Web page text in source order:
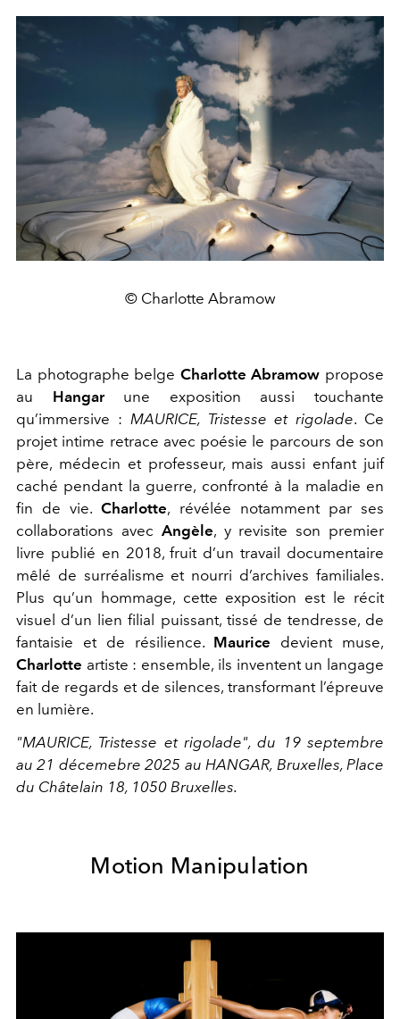
© Charlotte Abramow
La photographe belge Charlotte Abramow propose
au Hangarune exposition aussi touchante
qu’immersive : MAURICE, Tristesse et rigolade. Ce
projet intime retrace avec poésie le parcours de son
père, médecin et professeur, mais aussi enfant juif
caché pendant la guerre, confronté à la maladie en
fin de vie.Charlotte, révélée notamment par ses
collaborations avec Angèle, y revisite son premier
livre publié en 2018, fruit d’un travail documentaire
mêlé de surréalisme et nourri d’archives familiales.
Plus qu’un hommage, cette exposition est le récit
visuel d’un lien filial puissant, tissé de tendresse, de
fantaisie et de résilience. Maurice devient muse,
Charlotte artiste : ensemble, ils inventent un langage
fait de regards et de silences, transformant l’épreuve
en lumière.
"​MAURICE, Tristesse et rigolade", du 19 septembre
au 21 décemebre 2025 au HANGAR, Bruxelles​, Place
du Châtelain 18, 1050 Bruxelles.
Motion Manipulation